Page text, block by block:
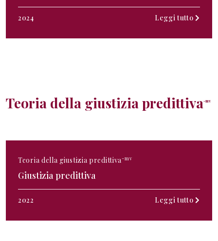
2024 Leggi tutto
Teoria della giustizia predittiva-mv
Teoria della giustizia predittiva-mv
Giustizia predittiva
2022 Leggi tutto